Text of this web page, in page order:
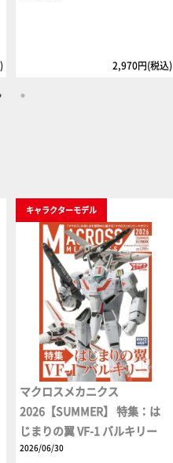
2,970円(税込)
キャラクターモデル
マクロスメカニクス
2026【SUMMER】 特集：は
じまりの翼 VF-1 バルキリー
2026/06/30